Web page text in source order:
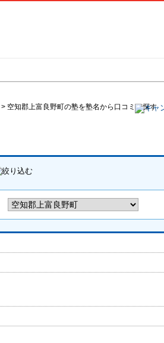
> 空知郡上富良野町の塾を塾名から口コミを探す